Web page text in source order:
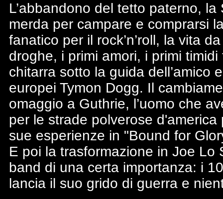
L’abbandono del tetto paterno,
merda per campare e comprarsi
fanatico per il rock’n’roll, la vita
droghe, i primi amori, i primi
chitarra sotto la guida dell’amico
europei Tymon Dogg. Il
omaggio a Guthrie, l’uomo che
per le strade polverose
sue esperienze in "Bound for
E poi la trasformazione in Joe Lo
band di una certa importanza: i
lancia il suo grido di guerra e